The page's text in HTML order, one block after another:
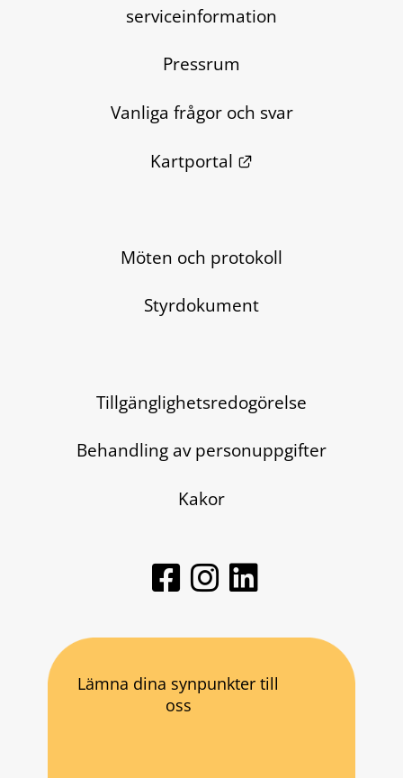
serviceinformation
Pressrum
Vanliga frågor och svar
Kartportal
Länk till annan
Möten och protokoll
Styrdokument
Tillgänglighetsredogörelse
Behandling av personuppgifter
Kakor
Lämna dina synpunkter till
oss